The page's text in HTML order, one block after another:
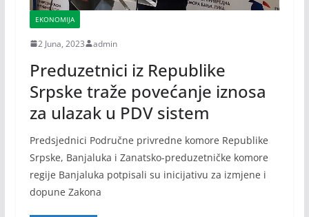
EKONOMIJA
2 Juna, 2023 admin
Preduzetnici iz Republike
Srpske traže povećanje iznosa
za ulazak u PDV sistem
Predsjednici Područne privredne komore Republike
Srpske, Banjaluka i Zanatsko-preduzetničke komore
regije Banjaluka potpisali su inicijativu za izmjene i
dopune Zakona